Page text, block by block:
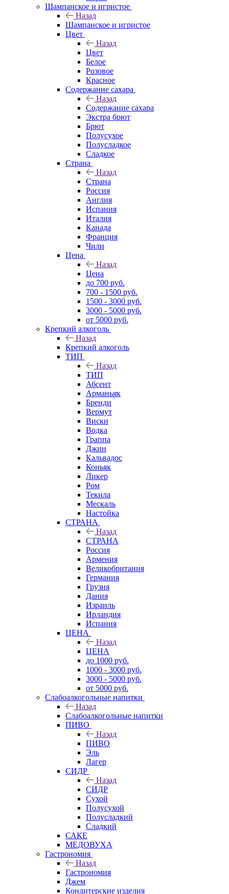
Шампанское и игристое
Назад
Шампанское и игристое
Цвет
Назад
Цвет
Белое
Розовое
Красное
Содержание сахара
Назад
Содержание сахара
Экстра брют
Брют
Полусухое
Полусладкое
Сладкое
Страна
Назад
Страна
Россия
Англия
Испания
Италия
Канада
Франция
Чили
Цена
Назад
Цена
до 700 руб.
700 - 1500 руб.
1500 - 3000 руб.
3000 - 5000 руб.
от 5000 руб.
Крепкий алкоголь
Назад
Крепкий алкоголь
ТИП
Назад
ТИП
Абсент
Арманьяк
Бренди
Вермут
Виски
Водка
Граппа
Джин
Кальвадос
Коньяк
Ликер
Ром
Текила
Мескаль
Настойка
СТРАНА
Назад
СТРАНА
Россия
Армения
Великобритания
Германия
Грузия
Дания
Израиль
Ирландия
Испания
ЦЕНА
Назад
ЦЕНА
до 1000 руб.
1000 - 3000 руб.
3000 - 5000 руб.
от 5000 руб.
Слабоалкогольные напитки
Назад
Слабоалкогольные напитки
ПИВО
Назад
ПИВО
Эль
Лагер
СИДР
Назад
СИДР
Сухой
Полусухой
Полусладкий
Сладкий
САКЕ
МЕДОВУХА
Гастрономия
Назад
Гастрономия
Джем
Кондитерские изделия